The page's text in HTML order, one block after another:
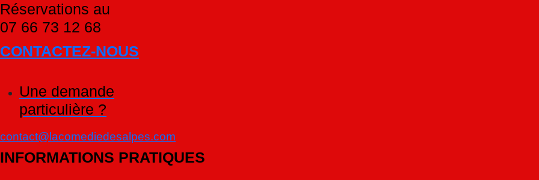
Réservations au
07 66 73 12 68
CONTACTEZ-NOUS
Une demande
particulière ?
contact@lacomediedesalpes.com
INFORMATIONS PRATIQUES